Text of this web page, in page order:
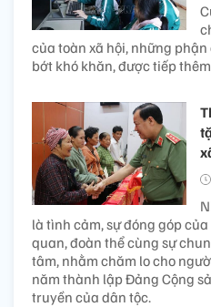
của toàn xã hội, những
bớt khó khăn, được tiếp
là tình cảm, sự đóng góp
quan, đoàn thể cùng sự
tâm, nhằm chăm lo cho
năm thành lập Đảng Cộng
truyền của dân tộc.